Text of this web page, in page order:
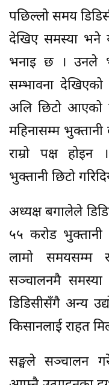
पछिल्लो समय
देखिए समस्या भने
भनाइ छ । उनले
सम्भावना
अलि छिटो आएको
महिनासम्म
राम्रो पक्ष
भुक्तानी छिटो
अध्यक्ष बगालेले
५५ करोड
लामो समयसम्म
सञ्चालनमै
डिडिसीसँगै अन्य
किसानलाई राहत
सङ्घले सञ्चालन